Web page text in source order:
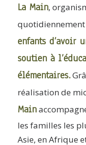
La Main,
enfants d’avoir
soutien à
élémentaires.
réalisation de
Main
les familles les
Asie, en Afrique